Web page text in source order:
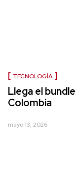
TECNOLOGÍA
Llega el
Colombia
mayo 13, 2026